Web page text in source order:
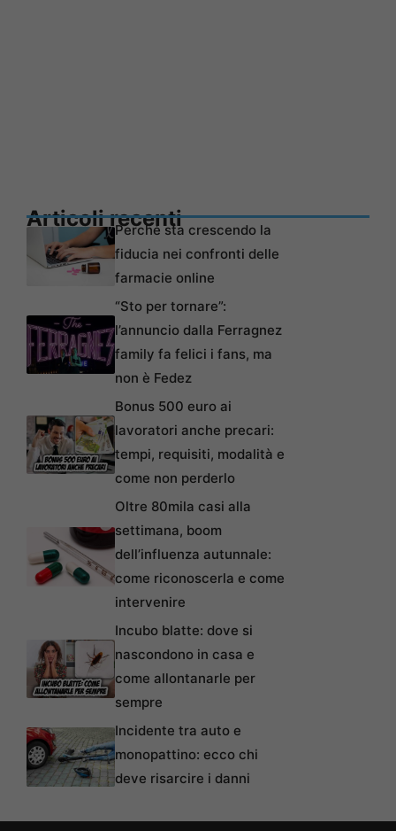
Articoli recentiPerché sta crescendo la
fiducia nei confronti delle
farmacie online
“Sto per tornare”:
l’annuncio dalla Ferragnez
family fa felici i fans, ma
non è Fedez
Bonus 500 euro ai
lavoratori anche precari:
tempi, requisiti, modalità e
come non perderlo
Oltre 80mila casi alla
settimana, boom
dell’influenza autunnale:
come riconoscerla e come
intervenire
Incubo blatte: dove si
nascondono in casa e
come allontanarle per
sempre
Incidente tra auto e
monopattino: ecco chi
deve risarcire i danni